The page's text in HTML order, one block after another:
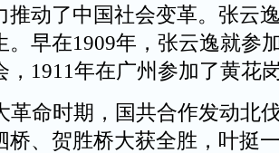
推动了中国社会变革。张云
。早在1909年，张云逸就参
，1911年在广州参加了黄花
命时期，国共合作发动北
桥、贺胜桥大获全胜，叶挺